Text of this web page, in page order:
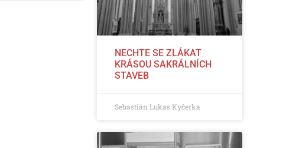
NECHTE SE ZLÁKAT
KRÁSOU SAKRÁLNÍCH
STAVEB
Sebastián Lukas Kyčerka